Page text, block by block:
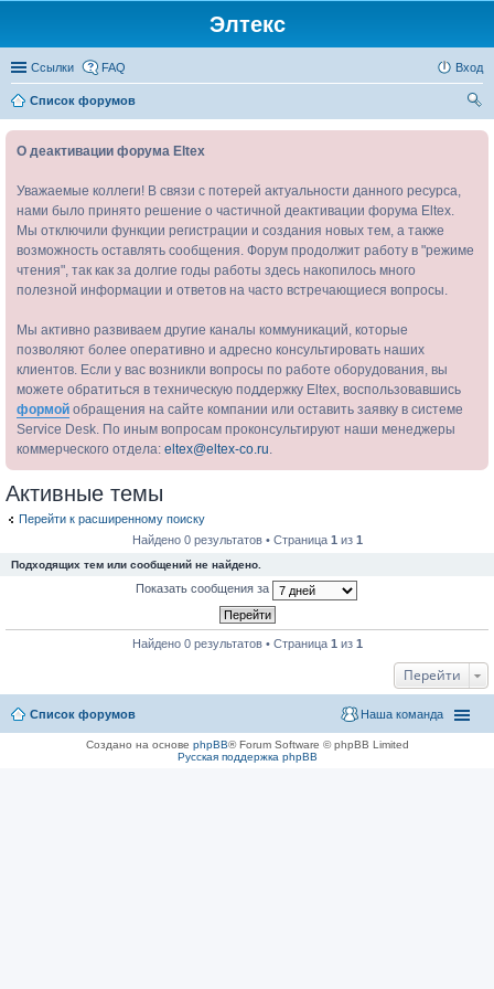
Элтекс
Ссылки FAQ Вход
Список форумов
О деактивации форума Eltex
Уважаемые коллеги! В связи с потерей актуальности данного ресурса,
нами было принято решение о частичной деактивации форума Eltex.
Мы отключили функции регистрации и создания новых тем, а также
возможность оставлять сообщения. Форум продолжит работу в "режиме
чтения", так как за долгие годы работы здесь накопилось много
полезной информации и ответов на часто встречающиеся вопросы.
Мы активно развиваем другие каналы коммуникаций, которые
позволяют более оперативно и адресно консультировать наших
клиентов. Если у вас возникли вопросы по работе оборудования, вы
можете обратиться в техническую поддержку Eltex, воспользовавшись
формой обращения на сайте компании или оставить заявку в системе
Service Desk. По иным вопросам проконсультируют наши менеджеры
коммерческого отдела: eltex@eltex-co.ru.
Активные темы
Перейти к расширенному поиску
Найдено 0 результатов • Страница 1 из 1
Подходящих тем или сообщений не найдено.
Показать сообщения за
Найдено 0 результатов • Страница 1 из 1
Перейти
Список форумов Наша команда
Создано на основе phpBB® Forum Software © phpBB Limited
Русская поддержка phpBB